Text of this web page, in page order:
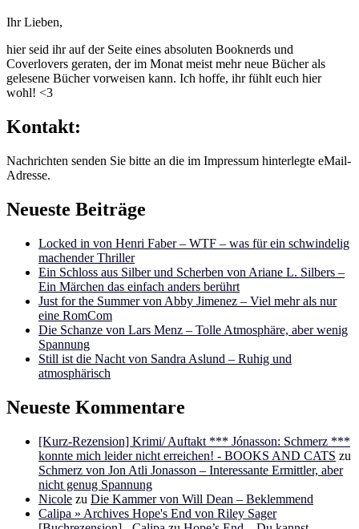
Ihr Lieben,
hier seid ihr auf der Seite eines absoluten Booknerds und
Coverlovers geraten, der im Monat meist mehr neue Bücher als
gelesene Bücher vorweisen kann. Ich hoffe, ihr fühlt euch hier
wohl! <3
Kontakt:
Nachrichten senden Sie bitte an die im Impressum hinterlegte eMail-
Adresse.
Neueste Beiträge
Locked in von Henri Faber – WTF – was für ein schwindelig
machender Thriller
Ein Schloss aus Silber und Scherben von Ariane L. Silbers –
Ein Märchen das einfach anders berührt
Just for the Summer von Abby Jimenez – Viel mehr als nur
eine RomCom
Die Schanze von Lars Menz – Tolle Atmosphäre, aber wenig
Spannung
Still ist die Nacht von Sandra Aslund – Ruhig und
atmosphärisch
Neueste Kommentare
[Kurz-Rezension] Krimi/ Auftakt *** Jónasson: Schmerz ***
konnte mich leider nicht erreichen! - BOOKS AND CATS zu
Schmerz von Jon Atli Jonasson – Interessante Ermittler, aber
nicht genug Spannung
Nicole zu Die Kammer von Will Dean – Beklemmend
Calipa » Archives Hope's End von Riley Sager